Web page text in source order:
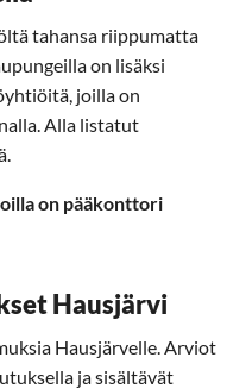
tahansa riippumatta
on lisäksi
joilla on
Alla listatut
on pääkonttori
Hausjärvi
Hausjärvelle. Arviot
ja sisältävät